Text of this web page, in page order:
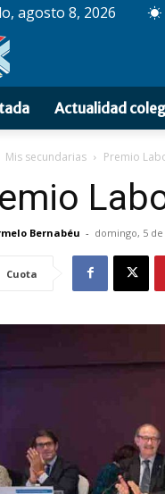
agosto 8, 2026
Actualidad
Mis secundarias Premio
Bernabéu - domingo, 5
Cuota